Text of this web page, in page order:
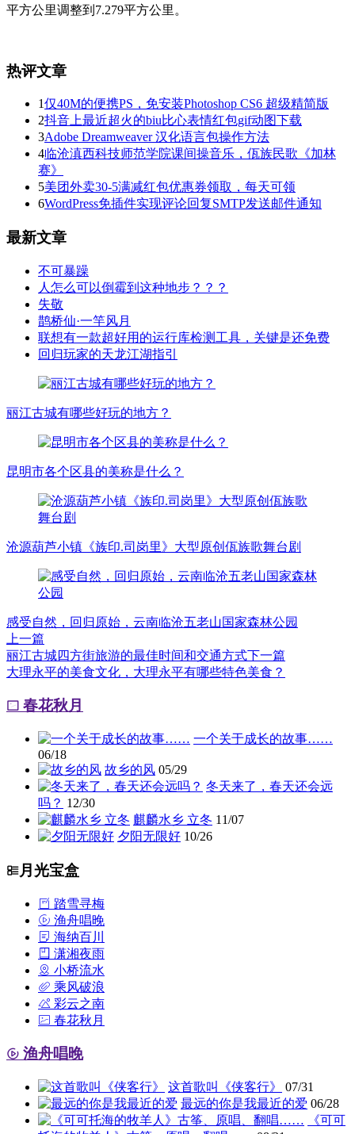
平方公里调整到7.279平方公里。
热评文章
1仅40M的便携PS，免安装Photoshop CS6 超级精简版
2抖音上最近超火的biu比心表情红包gif动图下载
3Adobe Dreamweaver 汉化语言包操作方法
4临沧滇西科技师范学院课间操音乐，佤族民歌《加林
赛》
5美团外卖30-5满减红包优惠券领取，每天可领
6WordPress免插件实现评论回复SMTP发送邮件通知
最新文章
不可暴躁
人怎么可以倒霉到这种地步？？？
失敬
鹊桥仙·一竿风月
联想有一款超好用的运行库检测工具，关键是还免费
回归玩家的天龙江湖指引
丽江古城有哪些好玩的地方？
昆明市各个区县的美称是什么？
沧源葫芦小镇《族印.司岗里》大型原创佤族歌舞台剧
感受自然，回归原始，云南临沧五老山国家森林公园
上一篇
丽江古城四方街旅游的最佳时间和交通方式下一篇
大理永平的美食文化，大理永平有哪些特色美食？
春花秋月
一个关于成长的故事……
06/18
故乡的风 05/29
冬天来了，春天还会远
吗？ 12/30
麒麟水乡 立冬 11/07
夕阳无限好 10/26
月光宝盒
踏雪寻梅
渔舟唱晚
海纳百川
潇湘夜雨
小桥流水
乘风破浪
彩云之南
春花秋月
渔舟唱晚
这首歌叫《侠客行》
07/31
最远的你是我最近的爱 06/28
《可可